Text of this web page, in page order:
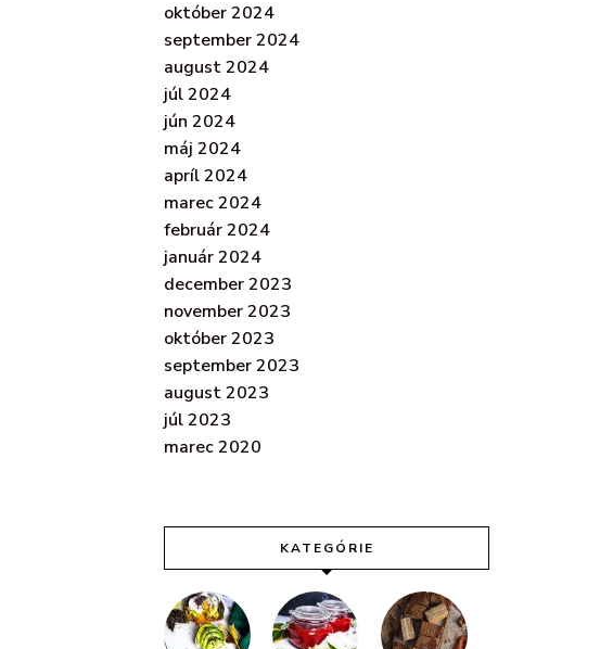
október 2024
september 2024
august 2024
júl 2024
jún 2024
máj 2024
apríl 2024
marec 2024
február 2024
január 2024
december 2023
november 2023
október 2023
september 2023
august 2023
júl 2023
marec 2020
KATEGÓRIE